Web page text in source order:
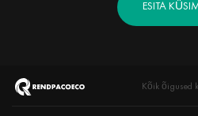
ESITA
Kõik õigused